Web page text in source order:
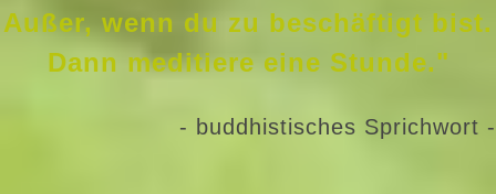
Außer, wenn du zu beschäftigt bist.
Dann meditiere eine Stunde."
- buddhistisches Sprichwort -